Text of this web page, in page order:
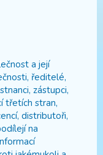
a její
ředitelé,
zástupci,
třetích stran,
distributoři,
na